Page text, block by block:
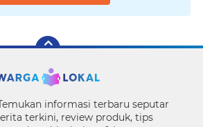
informasi terbaru seputar
terkini, review produk, tips